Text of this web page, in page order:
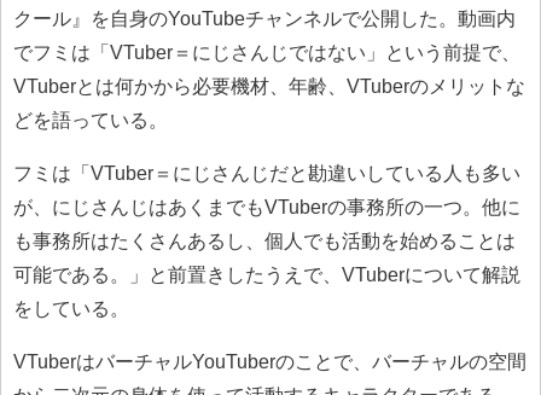
クール』を自身のYouTubeチャンネルで公開した。動画内
でフミは「VTuber＝にじさんじではない」という前提で、
VTuberとは何かから必要機材、年齢、VTuberのメリットな
どを語っている。
フミは「VTuber＝にじさんじだと勘違いしている人も多い
が、にじさんじはあくまでもVTuberの事務所の一つ。他に
も事務所はたくさんあるし、個人でも活動を始めることは
可能である。」と前置きしたうえで、VTuberについて解説
をしている。
VTuberはバーチャルYouTuberのことで、バーチャルの空間